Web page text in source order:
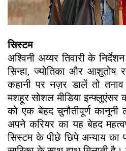
सिस्टम
​अश्विनी अय्यर तिवारी के
सिन्हा, ज्योतिका और आशुतोष
कहानी पर नज़र डालें तो
मशहूर सोशल मीडिया इन्फ्लुएंसर
को एक बेहद चुनौतीपूर्ण
अपने करियर का यह बेहद
सिस्टम के पीछे छिपे अन्याय का